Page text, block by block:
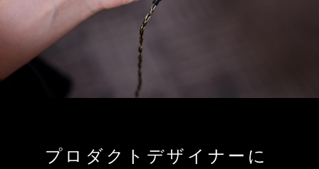
プロダクトデザイナーに